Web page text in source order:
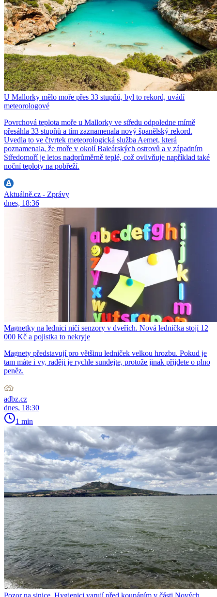
U Mallorky mělo moře přes 33 stupňů, byl to rekord, uvádí
meteorologové
Povrchová teplota moře u Mallorky ve středu odpoledne mírně
přesáhla 33 stupňů a tím zaznamenala nový španělský rekord.
Uvedla to ve čtvrtek meteorologická služba Aemet, která
poznamenala, že moře v okolí Baleárských ostrovů a v západním
Středomoří je letos nadprůměrně teplé, což ovlivňuje například také
noční teploty na pobřeží.
Aktuálně.cz - Zprávy
dnes, 18:36
Magnetky na lednici ničí senzory v dveřích. Nová lednička stojí 12
000 Kč a pojistka to nekryje
Magnety představují pro většinu ledniček velkou hrozbu. Pokud je
tam máte i vy, raději je rychle sundejte, protože jinak přijdete o plno
peněz.
adbz.cz
dnes, 18:30
1 min
Pozor na sinice. Hygienici varují před koupáním v části Nových